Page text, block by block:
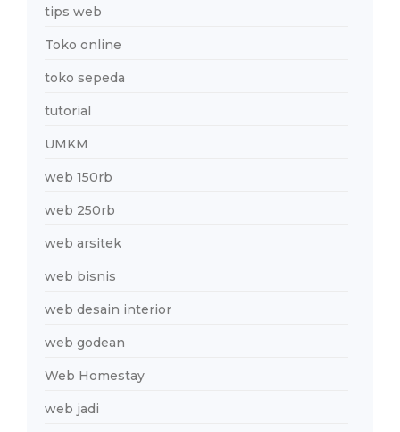
tips web
Toko online
toko sepeda
tutorial
UMKM
web 150rb
web 250rb
web arsitek
web bisnis
web desain interior
web godean
Web Homestay
web jadi